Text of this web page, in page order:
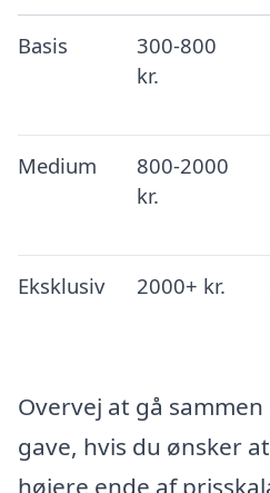
Basis
300-800
kr.
Medium
800-2000
kr.
Eksklusiv 2000+ kr.
Overvej at gå
gave, hvis du ønsker
højere ende af